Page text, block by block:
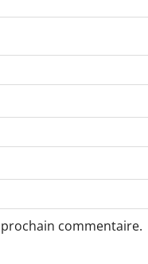
commentaire.